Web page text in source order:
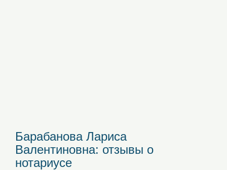
Барабанова Лариса
Валентиновна: отзывы о
нотариусе